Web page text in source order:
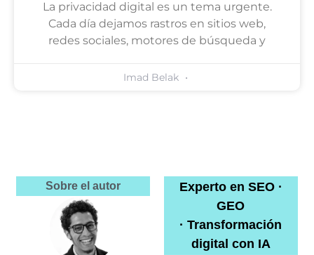
La privacidad digital es un tema urgente.
Cada día dejamos rastros en sitios web,
redes sociales, motores de búsqueda y
Imad Belak
Sobre el autor
Experto en SEO ·
GEO
· Transformación
digital con IA